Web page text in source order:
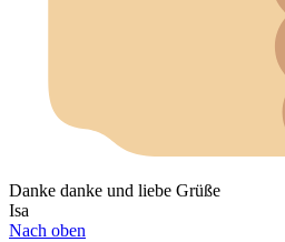
Danke danke und liebe Grüße
Isa
Nach oben